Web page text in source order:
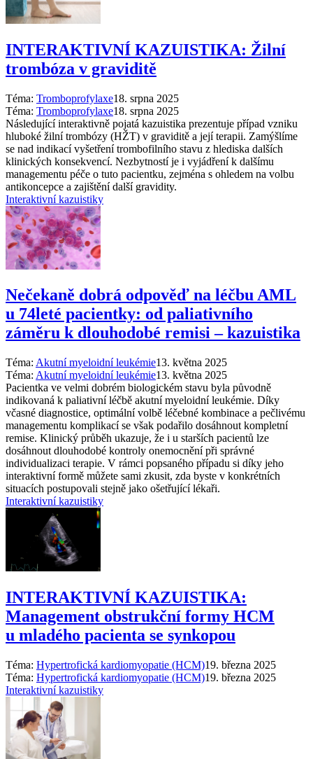
INTERAKTIVNÍ KAZUISTIKA: Žilní
trombóza v graviditě
Téma: Tromboprofylaxe18. srpna 2025
Téma: Tromboprofylaxe18. srpna 2025
Následující interaktivně pojatá kazuistika prezentuje případ vzniku
hluboké žilní trombózy (HŽT) v graviditě a její terapii. Zamýšlíme
se nad indikací vyšetření trombofilního stavu z hlediska dalších
klinických konsekvencí. Nezbytností je i vyjádření k dalšímu
managementu péče o tuto pacientku, zejména s ohledem na volbu
antikoncepce a zajištění další gravidity.
Interaktivní kazuistiky
Nečekaně dobrá odpověď na léčbu AML
u 74leté pacientky: od paliativního
záměru k dlouhodobé remisi –⁠ kazuistika
Téma: Akutní myeloidní leukémie13. května 2025
Téma: Akutní myeloidní leukémie13. května 2025
Pacientka ve velmi dobrém biologickém stavu byla původně
indikovaná k paliativní léčbě akutní myeloidní leukémie. Díky
včasné diagnostice, optimální volbě léčebné kombinace a pečlivému
managementu komplikací se však podařilo dosáhnout kompletní
remise. Klinický průběh ukazuje, že i u starších pacientů lze
dosáhnout dlouhodobé kontroly onemocnění při správné
individualizaci terapie. V rámci popsaného případu si díky jeho
interaktivní formě můžete sami zkusit, zda byste v konkrétních
situacích postupovali stejně jako ošetřující lékaři.
Interaktivní kazuistiky
INTERAKTIVNÍ KAZUISTIKA:
Management obstrukční formy HCM
u mladého pacienta se synkopou
Téma: Hypertrofická kardiomyopatie (HCM)19. března 2025
Téma: Hypertrofická kardiomyopatie (HCM)19. března 2025
Interaktivní kazuistiky